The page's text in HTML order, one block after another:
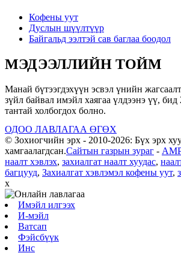
Кофены уут
Дуслын шүүлтүүр
Байгальд ээлтэй сав баглаа боодол
МЭДЭЭЛЛИЙН ТОЙМ
Манай бүтээгдэхүүн эсвэл үнийн
зүйл байвал имэйл хаягаа үлдээнэ үү,
тантай холбогдох болно.
ОДОО ЛАВЛАГАА ӨГӨХ
© Зохиогчийн эрх - 2010-2026: Бүх эрх
хамгаалагдсан.Сайтын газрын зураг -
наалт хэвлэх, захиалгат наалт хуудас,
багцууд, Захиалгат хэвлэмэл кофены уут,
x
Имэйл илгээх
И-мэйл
Ватсап
Фэйсбүүк
Инс